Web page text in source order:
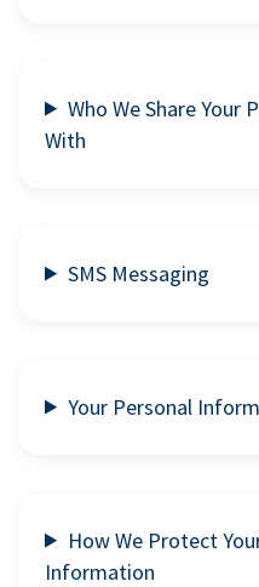
Who We Share
With
SMS Messaging
Your Personal
How We Protect
Information